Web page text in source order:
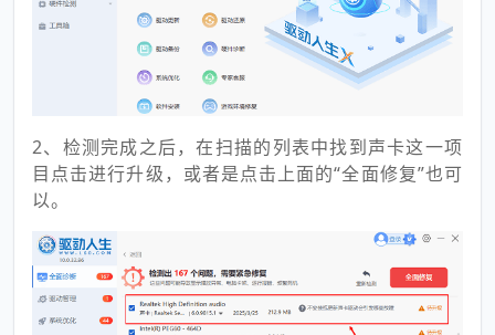
2、检测完成之后，在扫描的列表中找到声卡这一项
目点击进行升级，或者是点击上面的“全面修复”也可
以。